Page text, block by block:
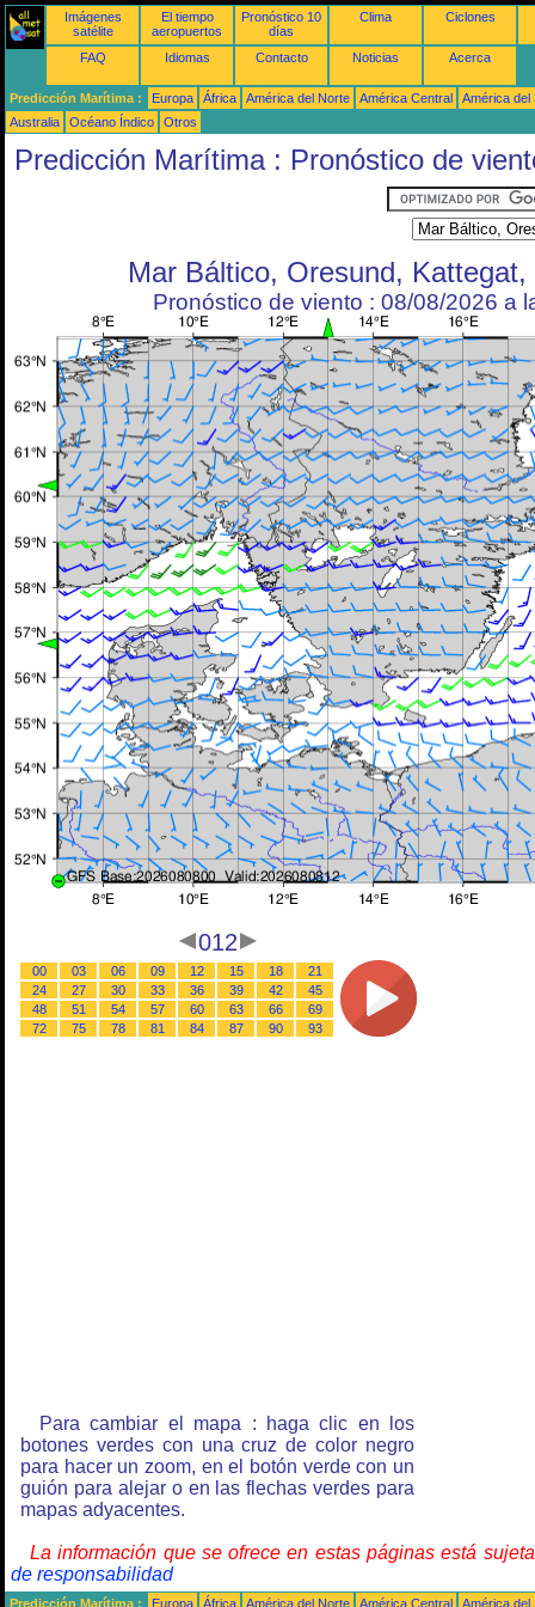
Imágenes
satélite
El tiempo
aeropuertos
Pronóstico 10
días
Clima Ciclones
FAQ Idiomas Contacto Noticias Acerca
Predicción Marítima : Europa África América del Norte América Central
América del
Australia
Océano Índico Otros
Predicción Marítima : Pronóstico de
Mar Báltico, Oresund, Kattegat,
Pronóstico de viento : 08/08/2026 a
012
00 03 06 09 12 15 18
21
24
27 30 33 36 39 42
45
48
51 54 57 60 63 66
69
72
75 78 81 84 87 90 93
Para cambiar el mapa : haga clic en los
botones verdes con una cruz de color negro
para hacer un zoom, en el botón verde con un
guión para alejar o en las flechas verdes para
mapas adyacentes.
La información que se ofrece en estas páginas está
de responsabilidad
Predicción Marítima : Europa África América del Norte América Central
América del